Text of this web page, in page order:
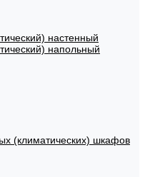
настенный
напольный
(климатических) шкафов